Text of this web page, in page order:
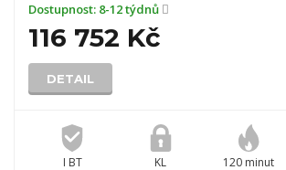
Dostupnost: 8-12 týdnů
116 752 Kč
DETAIL
I BT KL 120 minut